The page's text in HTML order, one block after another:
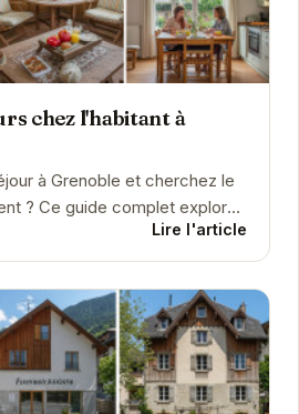
chez l'habitant à
à Grenoble et cherchez le
explore
d'hôtels, de chambresLire l'article